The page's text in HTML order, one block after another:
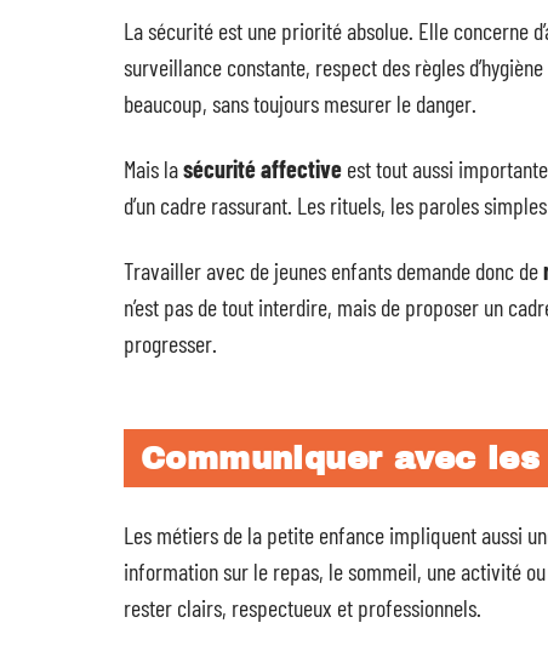
La sécurité est une priorité absolue. Elle concerne
surveillance constante, respect des règles
beaucoup, sans toujours mesurer le danger.
Mais lasécurité affective est tout aussi
d’un cadre rassurant. Les rituels, les paroles
Travailler avec de jeunes enfants demande donc de
n’est pas de tout interdire, mais de proposer un
progresser.
Communiquer avec
Les métiers de la petite enfance impliquent aussi
information sur le repas, le sommeil, une activité
rester clairs, respectueux et professionnels.